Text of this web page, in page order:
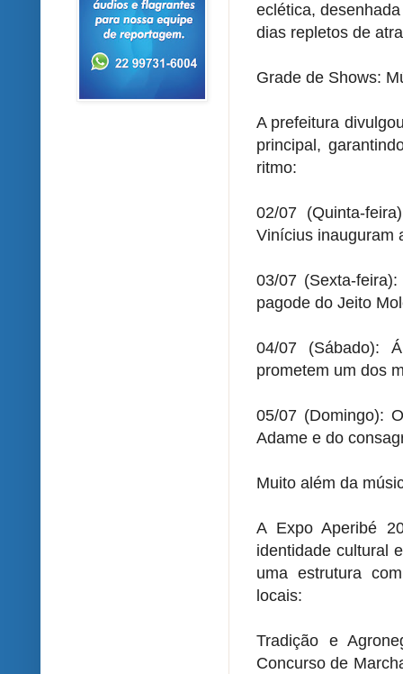
eclética,
dias repletos de
Grade de Shows:
A prefeitura
principal,
ritmo:
02/07 (Quinta-
Vinícius inauguram
03/07 (Sexta-
pagode do Jeito
04/07 (Sábado):
prometem um dos
05/07 (Domingo):
Adame e do
Muito além da
A Expo Aperibé
identidade cultural
uma estrutura
locais:
Tradição e
Concurso de